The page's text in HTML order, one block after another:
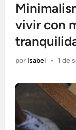
vivir con
por Isabel • 1 de